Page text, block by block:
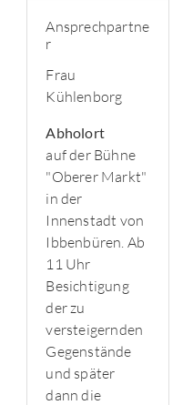
Ansprechpartne
r
Frau
Kühlenborg
Abholort
auf der Bühne
"Oberer Markt"
in der
Innenstadt von
Ibbenbüren. Ab
11 Uhr
Besichtigung
der zu
versteigernden
Gegenstände
und später
dann die